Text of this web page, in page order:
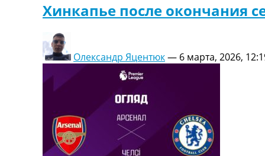
Хинкапье после окончания
Олександр Яцентюк— 6 марта, 2026,